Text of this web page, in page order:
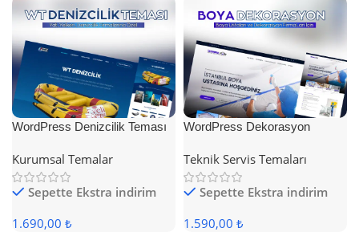
WordPress Denizcilik Teması
Kurumsal Temalar
Sepette Ekstra indirim
1.690,00 ₺
WordPress Dekorasyon
Teknik Servis Temaları
Sepette Ekstra indirim
1.590,00 ₺